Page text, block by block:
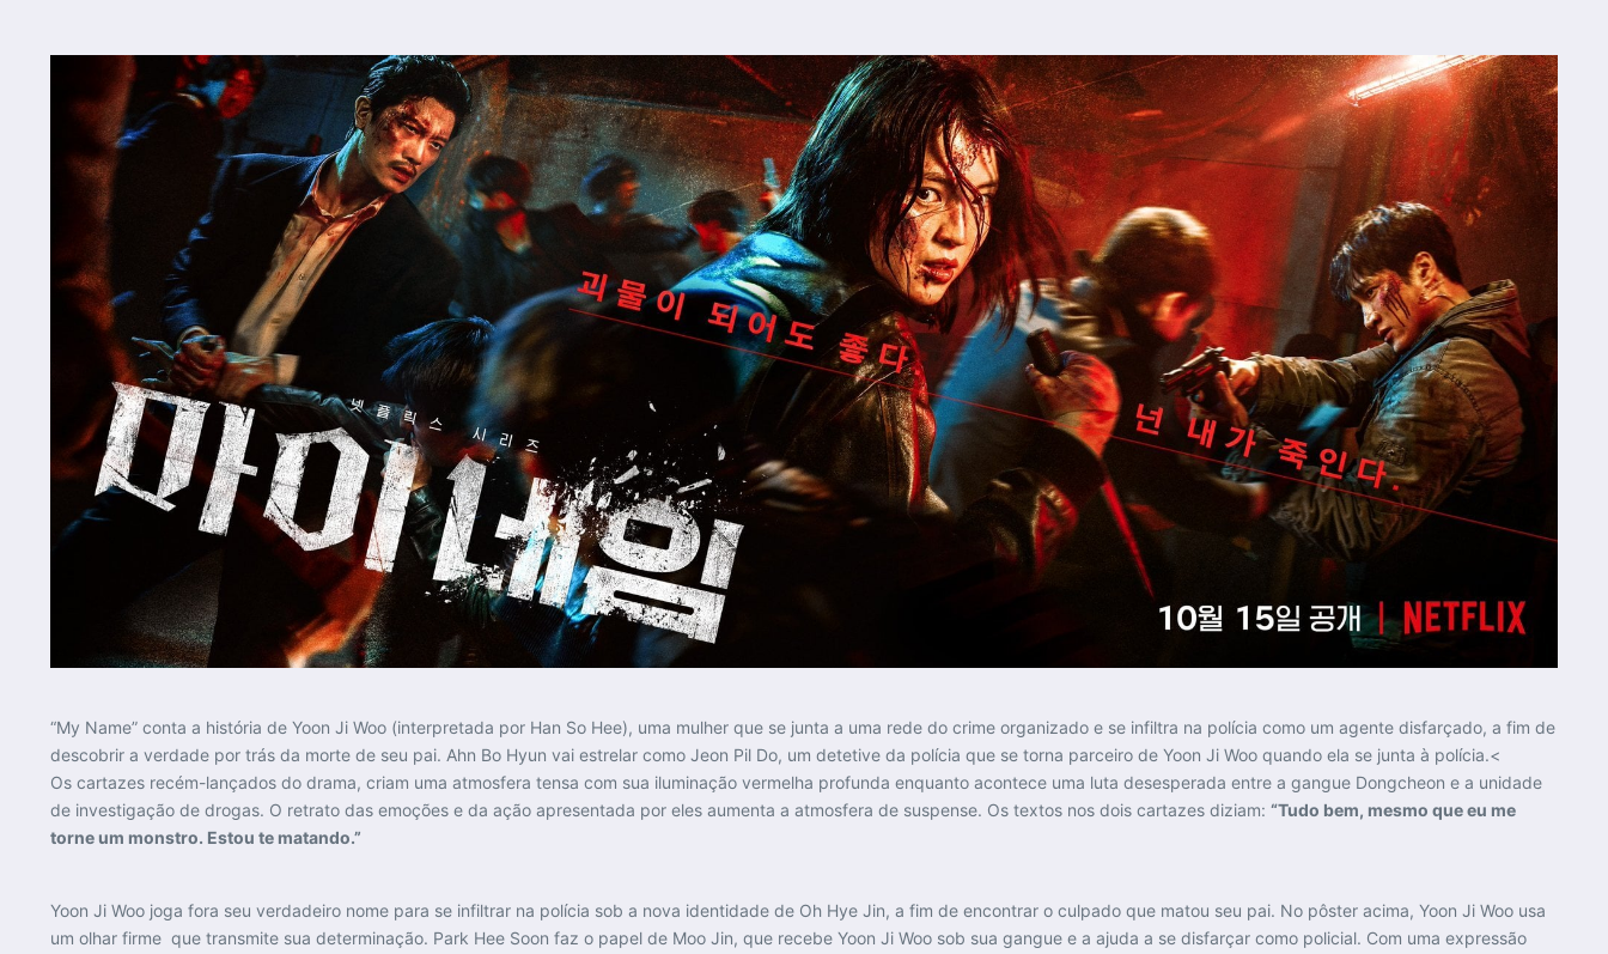
“My Name” conta a história de Yoon Ji Woo (interpretada por Han So Hee), uma mulher que se junta a uma rede do crime organizado e se infiltra na polícia como um agente disfarçado, a fim de
descobrir a verdade por trás da morte de seu pai. Ahn Bo Hyun vai estrelar como Jeon Pil Do, um detetive da polícia que se torna parceiro de Yoon Ji Woo quando ela se junta à polícia.<
Os cartazes recém-lançados do drama, criam uma atmosfera tensa com sua iluminação vermelha profunda enquanto acontece uma luta desesperada entre a gangue Dongcheon e a unidade
de investigação de drogas. O retrato das emoções e da ação apresentada por eles aumenta a atmosfera de suspense. Os textos nos dois cartazes diziam: “Tudo bem, mesmo que eu me
torne um monstro. Estou te matando.”
Yoon Ji Woo joga fora seu verdadeiro nome para se infiltrar na polícia sob a nova identidade de Oh Hye Jin, a fim de encontrar o culpado que matou seu pai. No pôster acima, Yoon Ji Woo usa
um olhar firme que transmite sua determinação. Park Hee Soon faz o papel de Moo Jin, que recebe Yoon Ji Woo sob sua gangue e a ajuda a se disfarçar como policial. Com uma expressão